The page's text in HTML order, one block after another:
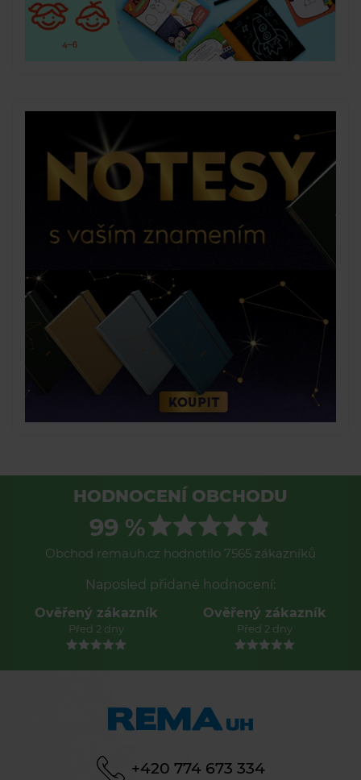
HODNOCENÍ OBCHODU
99 %
Obchod remauh.cz hodnotilo 7565 zákazníků
Naposled přidané hodnocení:
Ověřený zákazník
Před 2 dny
Ověřený zákazník
Před 2 dny
+420 774 673 334